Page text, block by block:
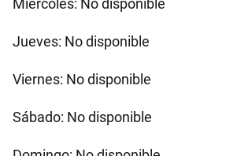
Miércoles: No disponible
Jueves: No disponible
Viernes: No disponible
Sábado: No disponible